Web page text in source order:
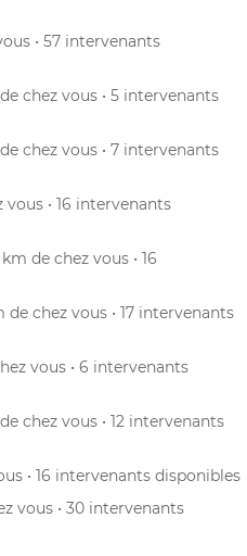
• 57 intervenants
chez vous • 5 intervenants
chez vous • 7 intervenants
vous • 16 intervenants
km de chez vous • 16
de chez vous • 17 intervenants
vous • 6 intervenants
de chez vous • 12 intervenants
• 16 intervenants disponibles
vous • 30 intervenants